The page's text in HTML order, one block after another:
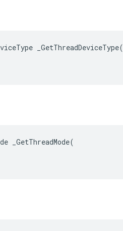
_GetThreadDeviceType(
_GetThreadMode(